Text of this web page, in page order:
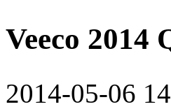
Veeco 2014
2014-05-06